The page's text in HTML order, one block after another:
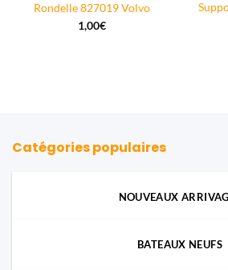
Rondelle 827019 Volvo
1,00€
Catégories populaires
NOUVEAUX
BATEAUX NEUFS